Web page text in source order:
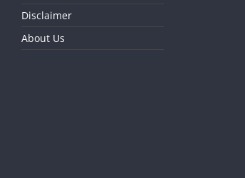
Disclaimer
About Us